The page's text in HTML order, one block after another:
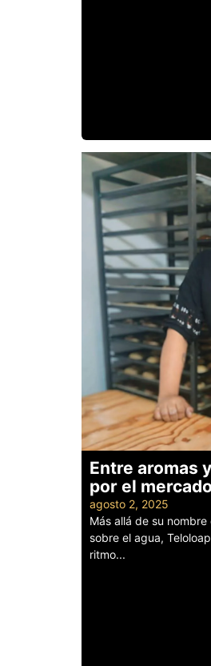
Entre aromas
por el
agosto 2, 2025
Más allá de su
sobre el agua,
ritmo...